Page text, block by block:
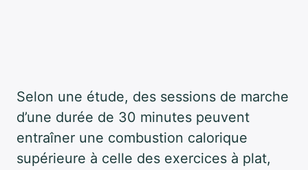
Selon une étude, des sessions de marche
d’une durée de 30 minutes peuvent
entraîner une combustion calorique
supérieure à celle des exercices à plat,